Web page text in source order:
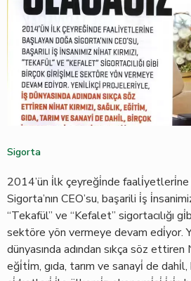
Sigorta
2014’ün i̇lk çeyreği̇nde
Sigorta’nın CEO’su, başarili i̇ş
“Tekafül” ve “Kefalet” sigortacılığı
sektöre yön vermeye devam edi̇yor.
dünyasında adından sıkça söz ettiren
eği̇ti̇m, gıda, tarım ve sanayi̇ de